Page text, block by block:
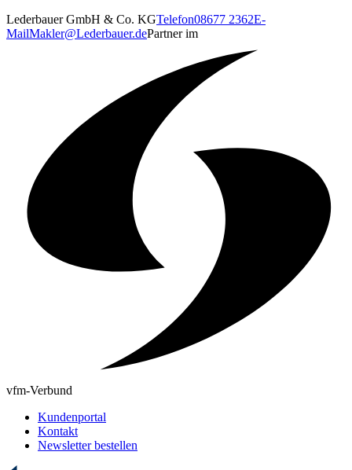
Lederbauer GmbH & Co. KGTelefon08677 2362E-
MailMakler@Lederbauer.dePartner im
vfm-Verbund
Kundenportal
Kontakt
Newsletter bestellen